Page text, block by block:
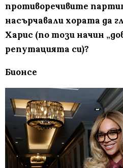
противоречивите
насърчавали хората да
Харис (по този начин
репутацията си)?
Бионсе